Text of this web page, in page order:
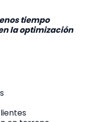
tiempo
la optimización